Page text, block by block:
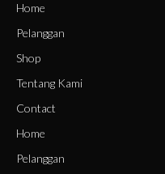
Home
Pelanggan
Shop
Tentang Kami
Contact
Home
Pelanggan